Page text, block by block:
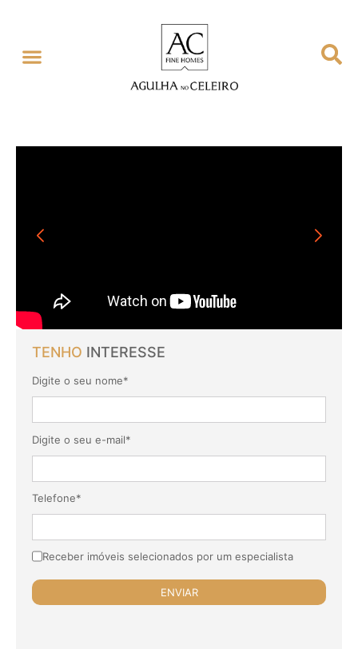
TENHO INTERESSE
Digite o seu nome*
Digite o seu e-mail*
Telefone*
Receber imóveis selecionados por um especialista